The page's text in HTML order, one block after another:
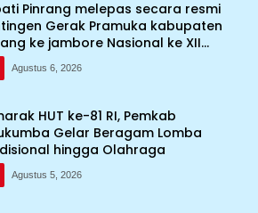
Pinrang melepas secara resmi
Gerak Pramuka kabupaten
ke jambore Nasional ke XII
perkemahan Cibubur
Agustus 6, 2026
HUT ke-81 RI, Pemkab
Gelar Beragam Lomba
hingga Olahraga
Agustus 5, 2026